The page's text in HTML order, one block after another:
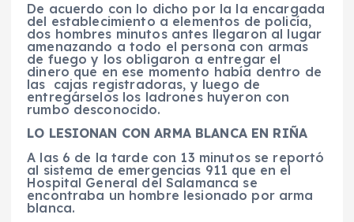
De acuerdo con lo dicho por la la encargada
del establecimiento a elementos de policía,
dos hombres minutos antes llegaron al lugar
amenazando a todo el persona con armas
de fuego y los obligaron a entregar el
dinero que en ese momento había dentro de
las cajas registradoras, y luego de
entregárselos los ladrones huyeron con
rumbo desconocido.
LO LESIONAN CON ARMA BLANCA EN RIÑA
A las 6 de la tarde con 13 minutos se reportó
al sistema de emergencias 911 que en el
Hospital General del Salamanca se
encontraba un hombre lesionado por arma
blanca.